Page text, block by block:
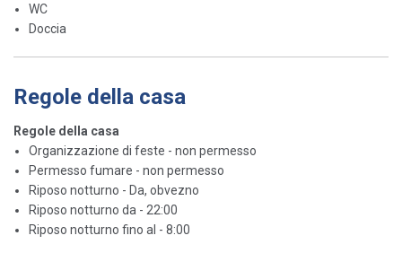
WC
Doccia
Regole della casa
Regole della casa
Organizzazione di feste - non permesso
Permesso fumare - non permesso
Riposo notturno - Da, obvezno
Riposo notturno da - 22:00
Riposo notturno fino al - 8:00